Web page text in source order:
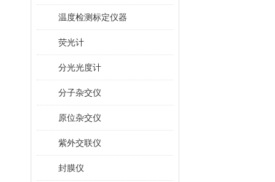
温度检测标定仪器
荧光计
分光光度计
分子杂交仪
原位杂交仪
紫外交联仪
封膜仪